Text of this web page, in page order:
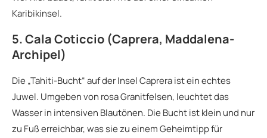
Karibikinsel.
5. Cala Coticcio (Caprera, Maddalena-
Archipel)
Die „Tahiti-Bucht“ auf der Insel Caprera ist ein echtes
Juwel. Umgeben von rosa Granitfelsen, leuchtet das
Wasser in intensiven Blautönen. Die Bucht ist klein und nur
zu Fuß erreichbar, was sie zu einem Geheimtipp für